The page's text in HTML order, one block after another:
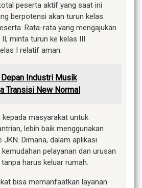
peserta aktif yang saat ini
berpotensi akan turun kelas.
Rata-rata yang mengajukan
minta turun ke kelas III.
I relatif aman.
Depan Industri Musik
Transisi New Normal
masyarakat untuk
lebih baik menggunakan
Dimana, dalam aplikasi
pelayanan dan urusan
harus keluar rumah.
bisa memanfaatkan layanan